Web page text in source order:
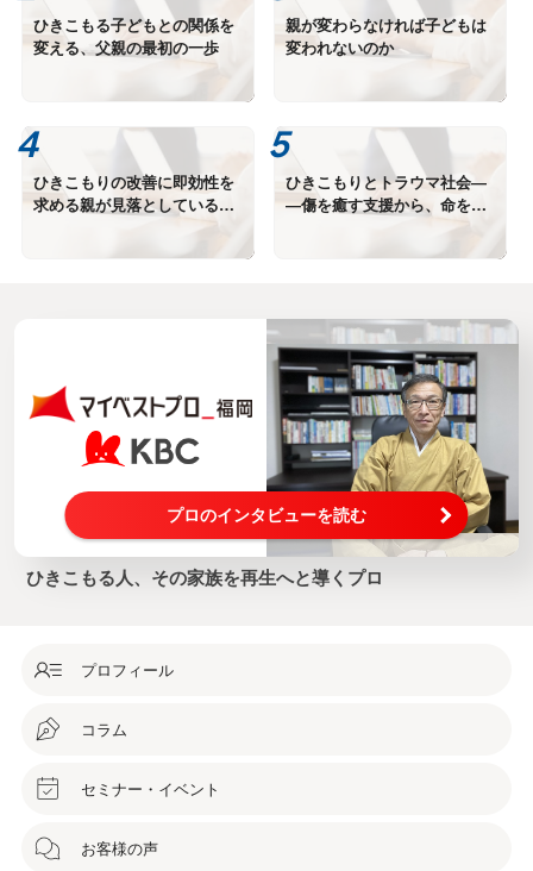
ひきこもる子どもとの関係を
変える、父親の最初の一歩
親が変わらなければ子どもは
変われないのか
ひきこもりの改善に即効性を
求める親が見落としているこ
ひきこもりとトラウマ社会―
―傷を癒す支援から、命を活
プロのインタビューを読む
ひきこもる人、その家族を再生へと導くプロ
プロフィール
コラム
セミナー・イベント
お客様の声